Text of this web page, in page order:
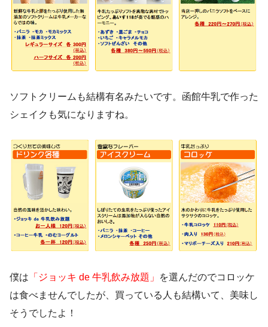
ソフトクリームも結構有名みたいです。函館牛乳で作った
シェイクも気になりますね。
僕は 「ジョッキ de 牛乳飲み放題」
を選んだのでコロッケ
は食べませんでしたが、買っている人も結構いて、美味し
そうでしたよ！